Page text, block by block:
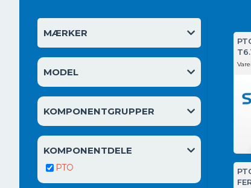
MÆRKER
MODEL
KOMPONENTGRUPPER
KOMPONENTDELE
PTO